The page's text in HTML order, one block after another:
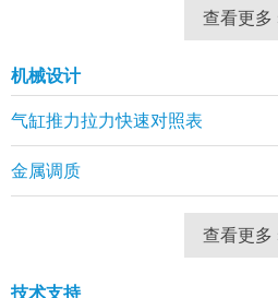
查看更多
机械设计
气缸推力拉力快速对照表
金属调质
查看更多
技术支持